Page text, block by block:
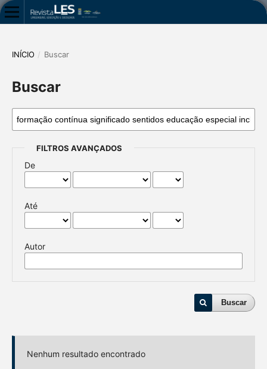
INÍCIO / Buscar
Buscar
FILTROS AVANÇADOS
De
Até
Autor
Buscar
Nenhum resultado encontrado